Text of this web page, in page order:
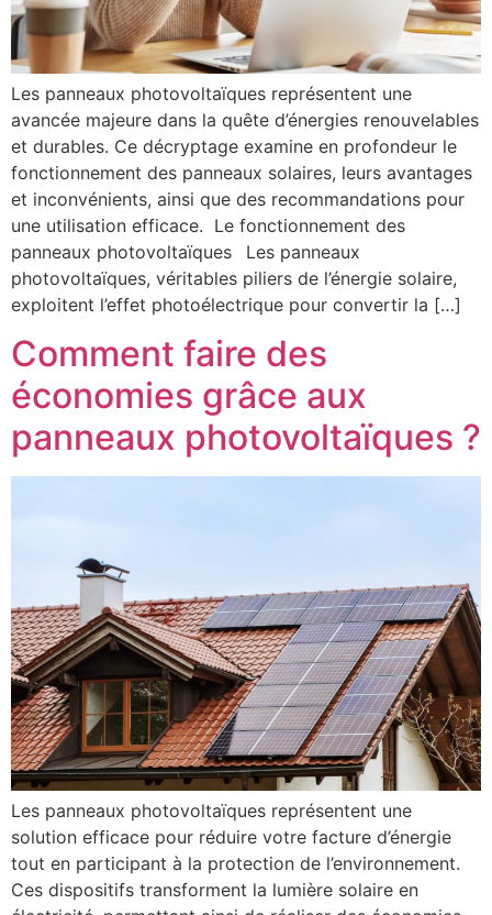
Les panneaux photovoltaïques représentent une
avancée majeure dans la quête d’énergies renouvelables
et durables. Ce décryptage examine en profondeur le
fonctionnement des panneaux solaires, leurs avantages
et inconvénients, ainsi que des recommandations pour
une utilisation efficace. Le fonctionnement des
panneaux photovoltaïques Les panneaux
photovoltaïques, véritables piliers de l’énergie solaire,
exploitent l’effet photoélectrique pour convertir la […]
Comment faire des
économies grâce aux
panneaux photovoltaïques ?
Les panneaux photovoltaïques représentent une
solution efficace pour réduire votre facture d’énergie
tout en participant à la protection de l’environnement.
Ces dispositifs transforment la lumière solaire en